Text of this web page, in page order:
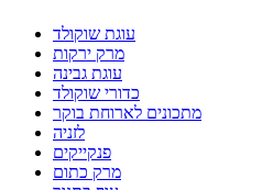
עוגת שוקולד
מרק ירקות
עוגת גבינה
כדורי שוקולד
מתכונים לארוחת בוקר
לזניה
פנקייקים
מרק כתום